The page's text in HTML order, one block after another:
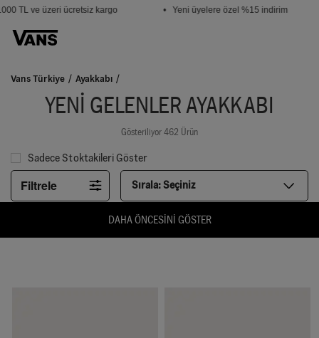
TL ve üzeri ücretsiz kargo • Yeni üyelere özel %15 indirim
Vans Türkiye Ayakkabı
YENİ GELENLER AYAKKABI
Gösteriliyor 462 Ürün
Sadece Stoktakileri Göster
Filtrele Sırala:Seçiniz
DAHA ÖNCESINI GÖSTER